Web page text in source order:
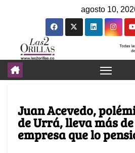
agosto 10,
Juan Acevedo,
de Urrá, lleva más
empresa que lo